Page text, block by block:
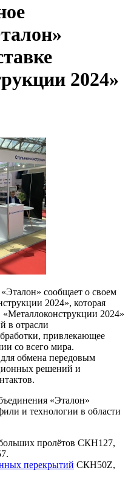
2024»
сообщает о своем
2024», которая
2024»
в отрасли
привлекающее
со всего мира.
обмена передовым
решений и
«Эталон»
и технологии в области
пролётов СКН127,
перекрытий СКН50Z,